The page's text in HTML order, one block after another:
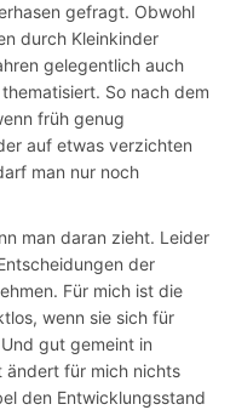
gefragt. Obwohl
durch Kleinkinder
gelegentlich auch
So nach dem
früh genug
auf etwas verzichten
man nur noch
man daran zieht. Leider
der
Für mich ist die
wenn sie sich für
gut gemeint in
ändert für mich nichts
den Entwicklungsstand